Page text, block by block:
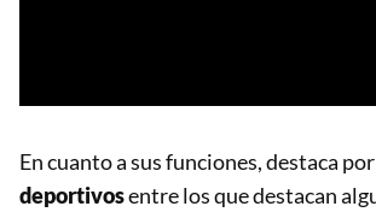
En cuanto a sus funciones, destaca
deportivosentre los que destacan